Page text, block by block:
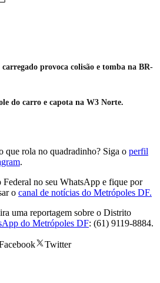
provoca colisão e tomba na BR-
do carro e capota na W3 Norte.
que rola no quadradinho? Siga o perfil
.
no seu WhatsApp e fique por
o canal de notícias do Metrópoles DF.
uma reportagem sobre o Distrito
do Metrópoles DF: (61) 9119-8884.
Twitter